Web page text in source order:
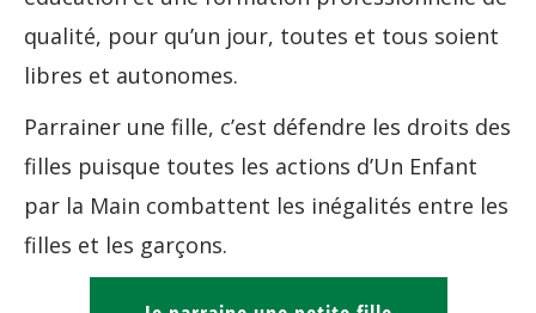
qualité, pour qu’un jour, toutes et tous soient
libres et autonomes.
Parrainer une fille, c’est défendre les droits des
filles puisque toutes les actions d’Un Enfant
par la Main combattent les inégalités entre les
filles et les garçons.